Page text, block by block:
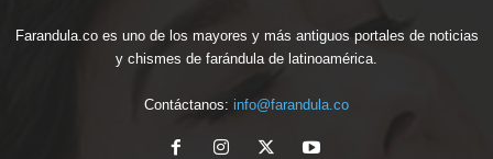
Farandula.co es uno de los mayores y más antiguos portales de noticias
y chismes de farándula de latinoamérica.
Contáctanos: info@farandula.co